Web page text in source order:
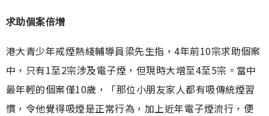
求助個案倍增
港大青少年戒煙熱綫輔導員梁先生指，4年前10宗求助個案
中，只有1至2宗涉及電子煙，但現時大增至4至5宗。當中
最年輕的個案僅10歲，「那位小朋友家人都有吸傳統煙習
慣，令他覺得吸煙是正常行為，加上近年電子煙流行，便